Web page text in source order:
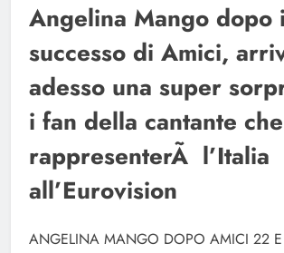
Angelina Mango dopo
successo di Amici,
adesso una super
i fan della cantante che
rappresenterÃ l’Italia
all’Eurovision
ANGELINA MANGO DOPO AMICI 22